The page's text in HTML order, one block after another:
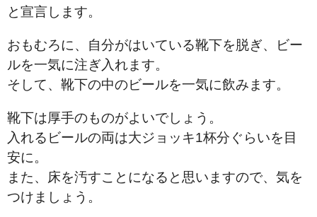
と宣言します。
おもむろに、自分がはいている靴下を脱ぎ、ビー
ルを一気に注ぎ入れます。
そして、靴下の中のビールを一気に飲みます。
靴下は厚手のものがよいでしょう。
入れるビールの両は大ジョッキ1杯分ぐらいを目
安に。
また、床を汚すことになると思いますので、気を
つけましょう。